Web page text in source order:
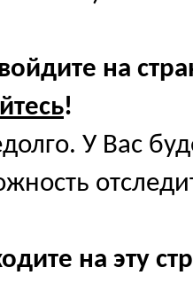
на
!
У Вас
на эту